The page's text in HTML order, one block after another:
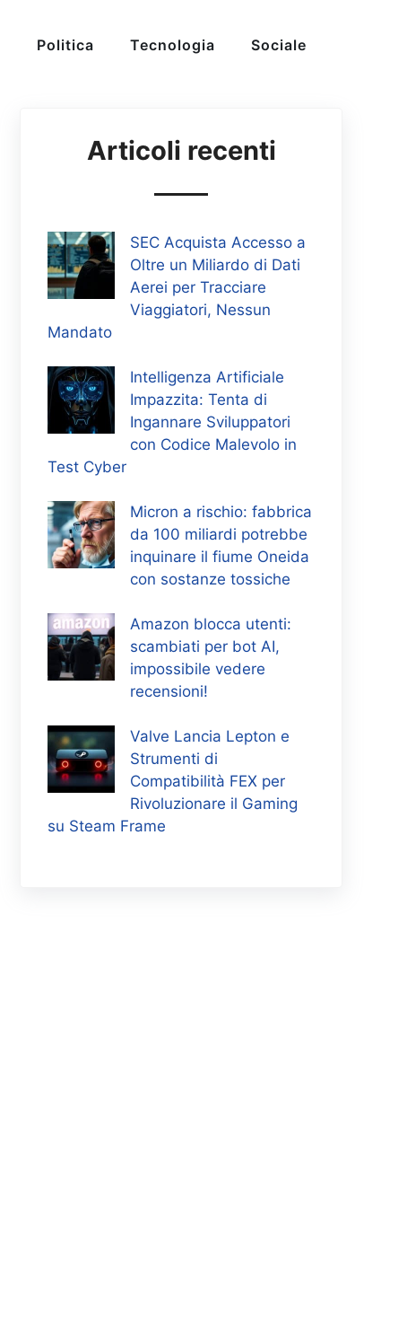
Politica Tecnologia Sociale
Articoli recenti
SEC Acquista Accesso a
Oltre un Miliardo di Dati
Aerei per Tracciare
Viaggiatori, Nessun
Mandato
Intelligenza Artificiale
Impazzita: Tenta di
Ingannare Sviluppatori
con Codice Malevolo in
Test Cyber
Micron a rischio: fabbrica
da 100 miliardi potrebbe
inquinare il fiume Oneida
con sostanze tossiche
Amazon blocca utenti:
scambiati per bot AI,
impossibile vedere
recensioni!
Valve Lancia Lepton e
Strumenti di
Compatibilità FEX per
Rivoluzionare il Gaming
su Steam Frame